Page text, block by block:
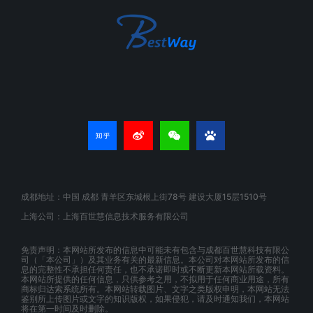
成都地址：中国 成都 青羊区东城根上街78号 建设大厦15层1510号
上海公司：上海百世慧信息技术服务有限公司
免责声明：本网站所发布的信息中可能未有包含与成都百世慧科技有限公
司（「本公司」）及其业务有关的最新信息。本公司对本网站所发布的信
息的完整性不承担任何责任，也不承诺即时或不断更新本网站所载资料。
本网站所提供的任何信息，只供参考之用，不拟用于任何商业用途，所有
商标归达索系统所有。本网站转载图片、文字之类版权申明，本网站无法
鉴别所上传图片或文字的知识版权，如果侵犯，请及时通知我们，本网站
将在第一时间及时删除。